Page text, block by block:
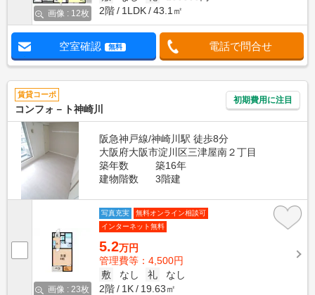
画像 : 12枚
2階
1LDK 43.1㎡
空室確認 無料 電話で問合せ
賃貸コーポ
コンフォ－ト神崎川
初期費用に注目
阪急神戸線/神崎川駅 徒歩8分
大阪府大阪市淀川区三津屋南２丁目
築年数
築16年
建物階数
3階建
画像 : 23枚
写真充実
無料オンライン相談可
インターネット無料
5.2万円
管理費等：4,500円
敷
なし 礼
なし
2階
1K 19.63㎡